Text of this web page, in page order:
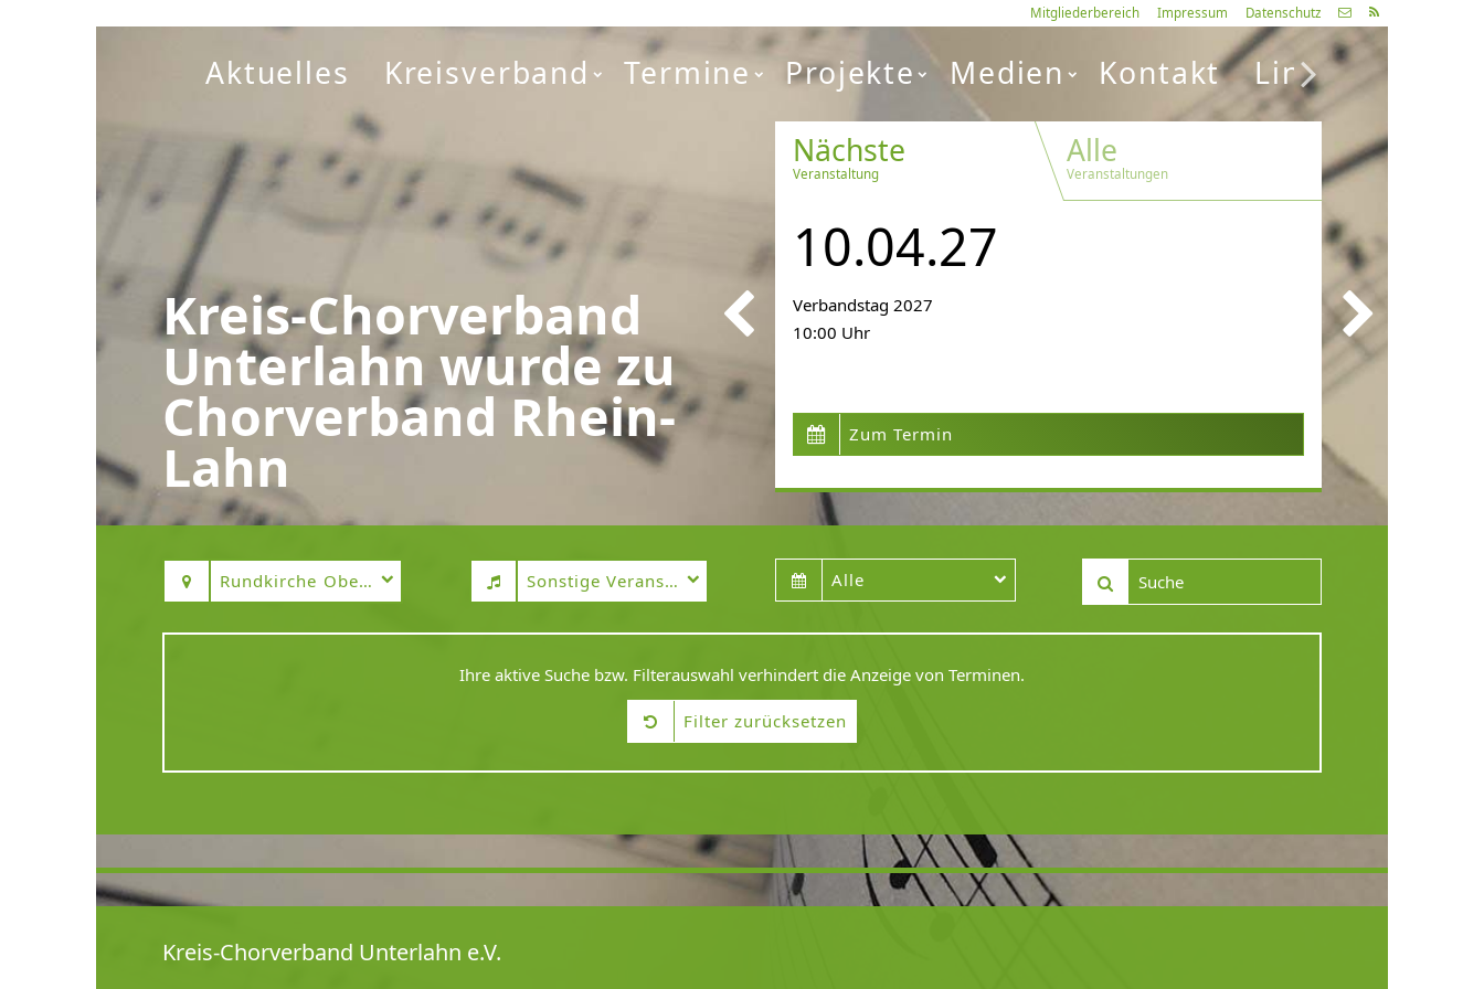
Mitgliederbereich Impressum Datenschutz
Kreis-Chorverband
Unterlahn wurde zu
Chorverband Rhein-
Lahn
Nächste
Veranstaltung
Alle
Veranstaltungen
10.04.27
Verbandstag 2027
10:00 Uhr
Zum Termin
Aktuelles Kreisverband Termine Projekte Medien Kontakt Links
Rundkirche Oberneisen Sonstige Veranstaltung Alle
Ihre aktive Suche bzw. Filterauswahl verhindert die Anzeige von Terminen.
Filter zurücksetzen
Kreis-Chorverband Unterlahn e.V.